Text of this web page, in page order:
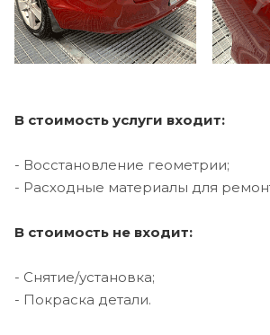
В стоимость услуги входит:
- Восстановление геометрии;
- Расходные материалы для
В стоимость не входит:
- Снятие/установка;
- Покраска детали.